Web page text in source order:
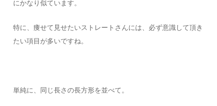
にかなり似ています。
特に、痩せて見せたいストレートさんには、必ず意識して頂き
たい項目が多いですね。
単純に、同じ長さの長方形を並べて。